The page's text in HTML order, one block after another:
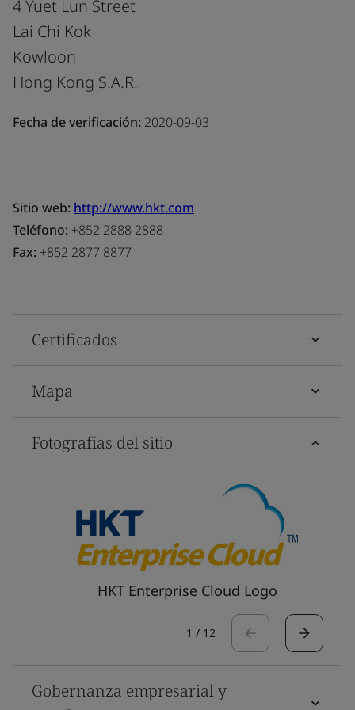
4 Yuet Lun Street
Lai Chi Kok
Kowloon
Hong Kong S.A.R.
Fecha de verificación: 2020-09-03
Sitio web: http://www.hkt.com
Teléfono: +852 2888 2888
Fax: +852 2877 8877
Certificados
Mapa
Fotografías del sitio
HKT Enterprise Cloud Logo
1 / 12
Gobernanza empresarial y